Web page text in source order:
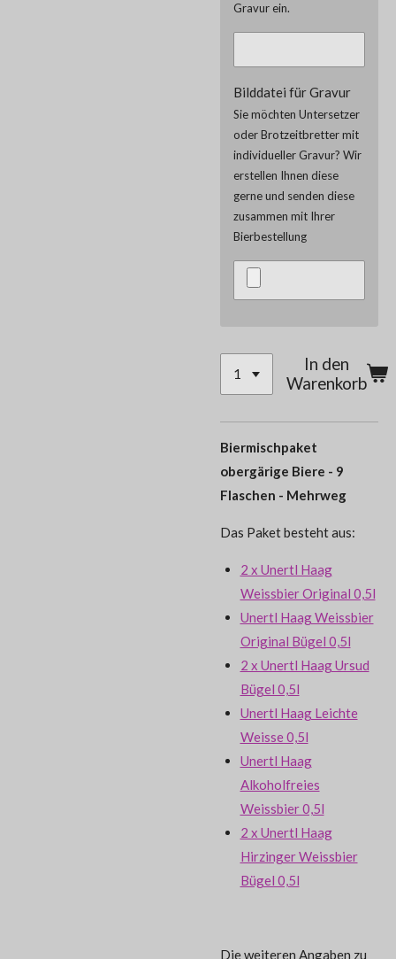
Gravur ein.
Bilddatei für Gravur
Sie möchten Untersetzer
oder Brotzeitbretter mit
individueller Gravur? Wir
erstellen Ihnen diese
gerne und senden diese
zusammen mit Ihrer
Bierbestellung
In den
Warenkorb
Biermischpaket
obergärige Biere - 9
Flaschen - Mehrweg
Das Paket besteht aus:
2 x Unertl Haag
Weissbier Original 0,5l
Unertl Haag Weissbier
Original Bügel 0,5l
2 x Unertl Haag Ursud
Bügel 0,5l
Unertl Haag Leichte
Weisse 0,5l
Unertl Haag
Alkoholfreies
Weissbier 0,5l
2 x Unertl Haag
Hirzinger Weissbier
Bügel 0,5l
Die weiteren Angaben zu